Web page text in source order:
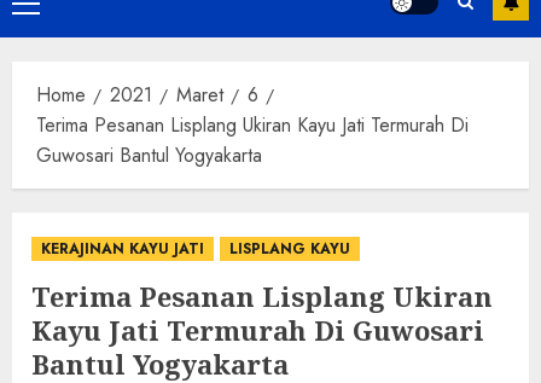
Home 2021 Maret
6
Terima Pesanan Lisplang Ukiran Kayu Jati Termurah Di
Guwosari Bantul Yogyakarta
KERAJINAN KAYU JATI LISPLANG KAYU
Terima Pesanan Lisplang Ukiran
Kayu Jati Termurah Di Guwosari
Bantul Yogyakarta